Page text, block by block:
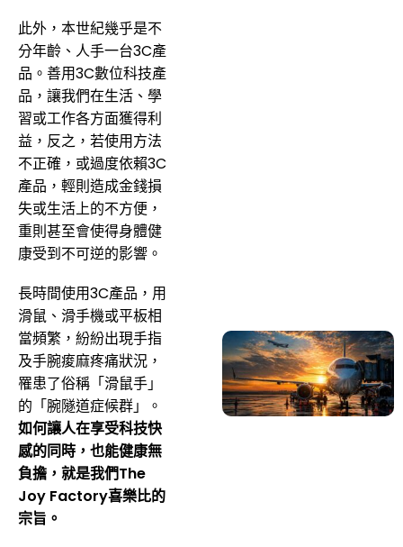
此外，本世紀幾乎是不
分年齡、人手一台3C產
品。善用3C數位科技產
品，讓我們在生活、學
習或工作各方面獲得利
益，反之，若使用方法
不正確，或過度依賴3C
產品，輕則造成金錢損
失或生活上的不方便，
重則甚至會使得身體健
康受到不可逆的影響。
長時間使用3C產品，用
滑鼠、滑手機或平板相
當頻繁，紛紛出現手指
及手腕痠麻疼痛狀況，
罹患了俗稱「滑鼠手」
的「腕隧道症候群」。
如何讓人在享受科技快
感的同時，也能健康無
負擔，就是我們The
Joy Factory喜樂比的
宗旨。